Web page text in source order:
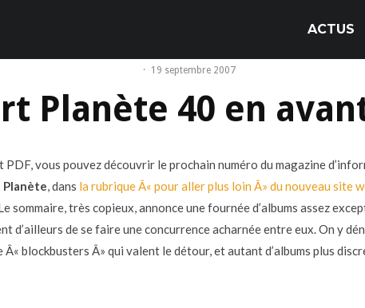
ACTUS
· 19 septembre 2007
Planète 40 en
PDF, vous pouvez découvrir le prochain numéro du magazine
, dans la rubrique Â« pour aller plus loin Â» du nouveau site
sommaire, très copieux, annonce une fournée d’albums assez
d’ailleurs de se faire une concurrence acharnée entre eux. On y
Â« blockbusters Â» qui valent le détour, et autant d’albums plus